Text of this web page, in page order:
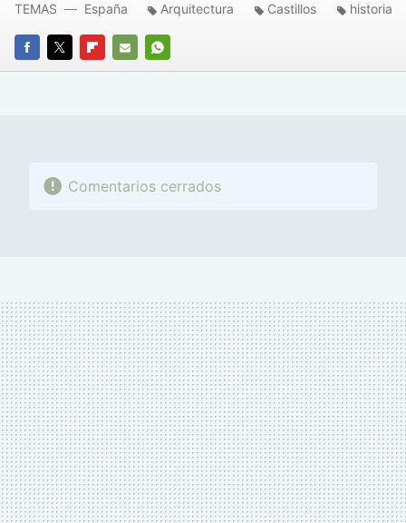
FACEBOOK
TWITTERFLIPBOARD
E-
WHATSAPP
TEMAS España Arquitectura Castillos historia
Comentarios cerrados